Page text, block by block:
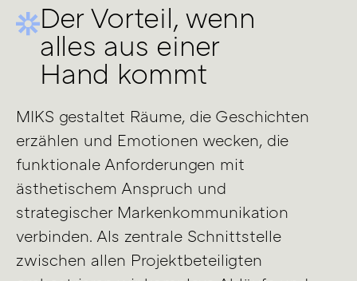
Der Vorteil, wenn
alles aus einer
Hand kommt
MIKS gestaltet Räume, die Geschichten
erzählen und Emotionen wecken, die
funktionale Anforderungen mit
ästhetischem Anspruch und
strategischer Markenkommunikation
verbinden. Als zentrale Schnittstelle
zwischen allen Projektbeteiligten